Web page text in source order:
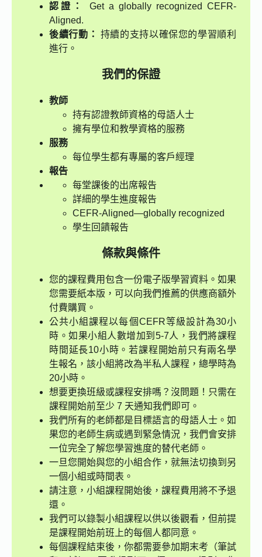
認證：
Get a globally recognized CEFR-
Aligned.
後續行動：
持續的支持以確保您的學習順利
進行。
我們的保證
教師
持有認證教師資格的母語人士
擁有學位和教學資格的服務
服務
每位學生都有專屬的客戶經理
報告
每堂課後的出席報告
詳細的學生進度報告
CEFR-Aligned—globally recognized
學生回饋報告
條款與條件
您的課程費用包含一份電子版學習資料。如果
您需要紙本版，可以向我們推薦的供應商額外
付費購買。
公共小組課程以每個CEFR等級設計為30小
時。如果小組人數增加到5-7人，我們將課程
時間延長10小時。若課程開始前只有兩名學
生報名，該小組將改為半私人課程，總學時為
20小時。
想要更換班級或課程安排嗎？沒問題！只需在
課程開始前至少 7 天通知我們即可。
我們所有的老師都是目標語言的母語人士。如
果您的老師生病或遇到緊急情況，我們會安排
一位完全了解您學習進度的替代老師。
一旦您開始與您的小組合作，就無法切換到另
一個小組或時間表。
請注意，小組課程開始後，課程費用將不予退
還。
我們可以錄製小組課程以供以後觀看，但前提
是課程開始前班上的每個人都同意。
每個課程結束後，你都需要參加期末考（筆試